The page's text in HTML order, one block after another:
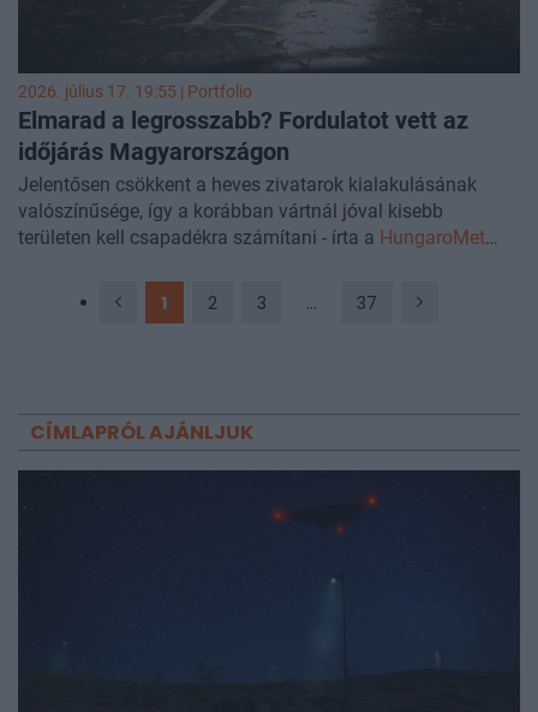
2026. július 17. 19:55 | Portfolio
Elmarad a legrosszabb? Fordulatot vett az
időjárás Magyarországon
Jelentősen csökkent a heves zivatarok kialakulásának
valószínűsége, így a korábban vártnál jóval kisebb
területen kell csapadékra számítani - írta a HungaroMet
1 2 3 ... 37
CÍMLAPRÓL AJÁNLJUK